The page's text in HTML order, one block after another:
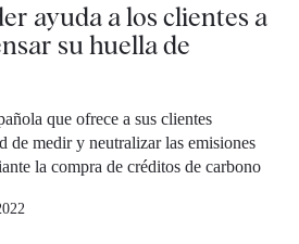
ayuda a los clientes a
su huella de
que ofrece a sus clientes
de medir y neutralizar las emisiones
la compra de créditos de carbono